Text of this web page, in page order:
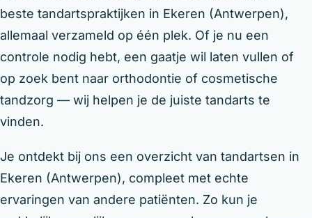
beste tandartspraktijken in Ekeren (Antwerpen),
allemaal verzameld op één plek. Of je nu een
controle nodig hebt, een gaatje wil laten vullen of
op zoek bent naar orthodontie of cosmetische
tandzorg — wij helpen je de juiste tandarts te
vinden.
Je ontdekt bij ons een overzicht van tandartsen in
Ekeren (Antwerpen), compleet met echte
ervaringen van andere patiënten. Zo kun je